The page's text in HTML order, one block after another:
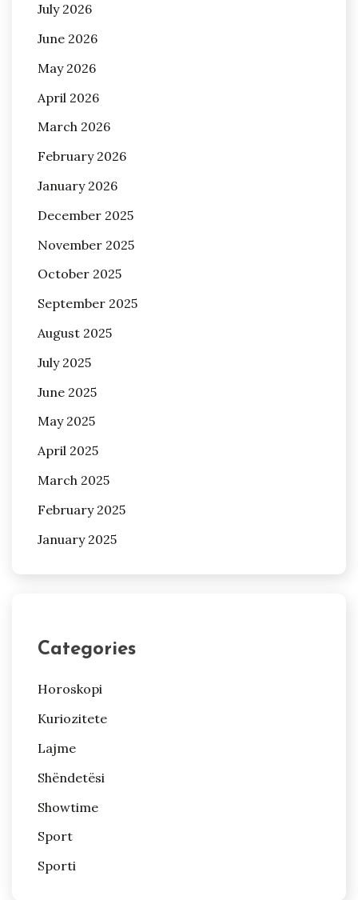
July 2026
June 2026
May 2026
April 2026
March 2026
February 2026
January 2026
December 2025
November 2025
October 2025
September 2025
August 2025
July 2025
June 2025
May 2025
April 2025
March 2025
February 2025
January 2025
Categories
Horoskopi
Kuriozitete
Lajme
Shëndetësi
Showtime
Sport
Sporti